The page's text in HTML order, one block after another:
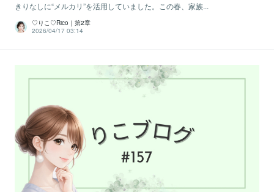
きりなしに“メルカリ”を活用していました。この春、家族...
♡りこ♡Rico｜第2章
2026/04/17 03:14